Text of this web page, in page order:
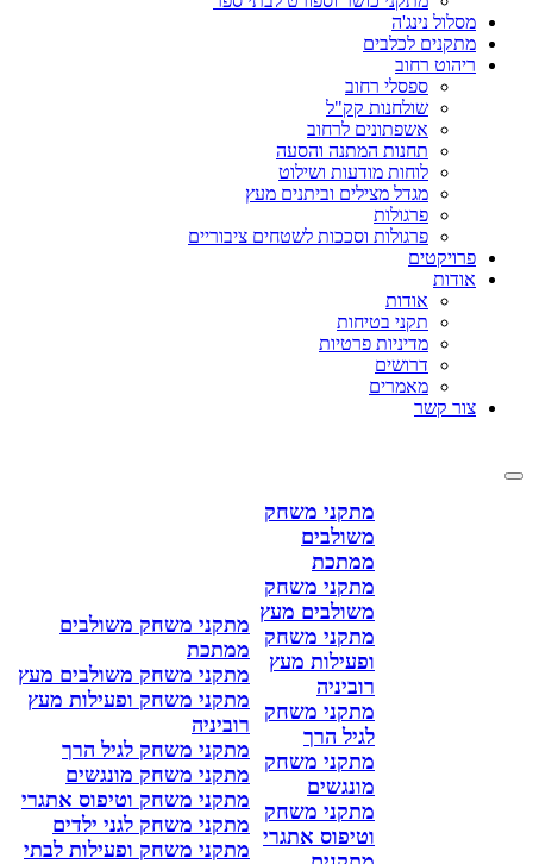
מסלול נינג'ה
מתקנים לכלבים
ריהוט רחוב
ספסלי רחוב
שולחנות קק"ל
אשפתונים לרחוב
תחנות המתנה והסעה
לוחות מודעות ושילוט
מגדל מצילים וביתנים מעץ
פרגולות
פרגולות וסככות לשטחים ציבוריים
פרויקטים
אודות
אודות
תקני בטיחות
מדיניות פרטיות
דרושים
מאמרים
צור קשר
מתקני משחק
משולבים
ממתכת
מתקני משחק
משולבים מעץ
מתקני משחק
ופעילות מעץ
רוביניה
מתקני משחק
לגיל הרך
מתקני משחק
מונגשים
מתקני משחק
וטיפוס אתגרי
מתקני משחק משולבים
ממתכת
מתקני משחק משולבים מעץ
מתקני משחק ופעילות מעץ
רוביניה
מתקני משחק לגיל הרך
מתקני משחק מונגשים
מתקני משחק וטיפוס אתגרי
מתקני משחק לגני ילדים
מתקני משחק ופעילות לבתי